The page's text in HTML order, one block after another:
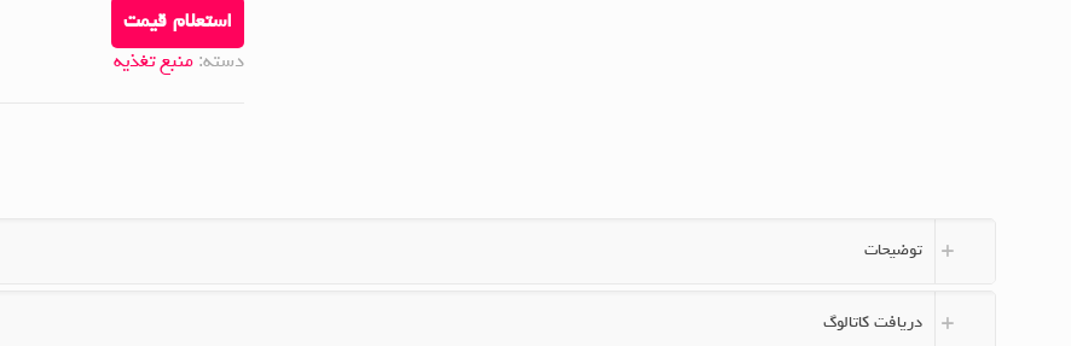
استعلام قیمت
دسته: منبع تغذیه
توضیحات
دریافت کاتالوگ